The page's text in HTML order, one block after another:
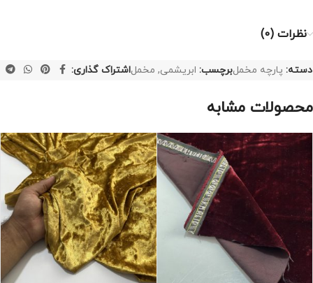
نظرات (0)
دسته: پارچه مخملبرچسب: ابریشمی, مخملاشتراک گذاری:
محصولات مشابه